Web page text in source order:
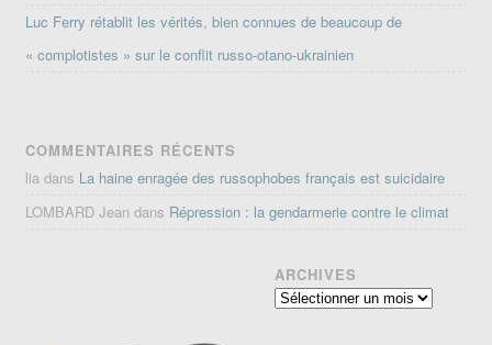
Luc Ferry rétablit les vérités, bien connues de beaucoup de
« complotistes » sur le conflit russo-otano-ukrainien
COMMENTAIRES RÉCENTS
lia dans La haine enragée des russophobes français est suicidaire
LOMBARD Jean dans Répression : la gendarmerie contre le climat
ARCHIVES
Archives